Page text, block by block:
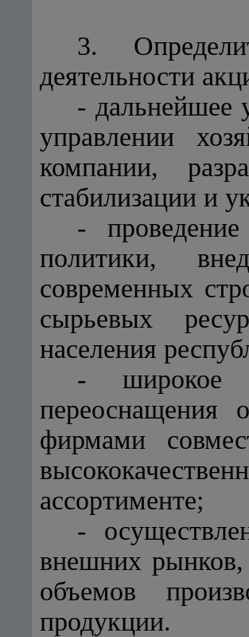
3.
деятельности
- дальнейшее
управлении
компании,
стабилизации и
-
политики,
современных
сырьевых
населения
- широкое
переоснащения
фирмами
ассортименте;
-
внешних рынков,
объемов
продукции.